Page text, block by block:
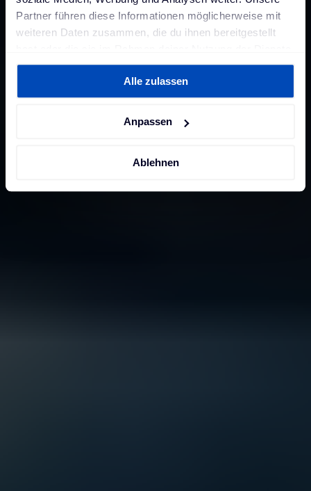
Partner führen diese Informationen möglicherweise mit
weiteren Daten zusammen, die du ihnen bereitgestellt
gesammelt haben. Weitere Informationen findest du in
Datenschutzerklärungund unserem
Impressum.
Alle zulassen
Anpassen
Ablehnen